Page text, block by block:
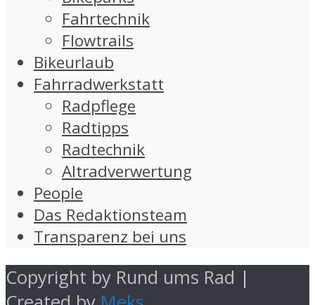
Fahrtechnik
Flowtrails
Bikeurlaub
Fahrradwerkstatt
Radpflege
Radtipps
Radtechnik
Altradverwertung
People
Das Redaktionsteam
Transparenz bei uns
Copyright by Rund ums Rad |